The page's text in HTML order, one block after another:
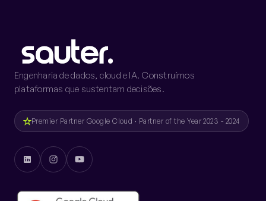
Engenharia de dados, cloud e IA. Construímos
plataformas que sustentam decisões.
Premier Partner Google Cloud · Partner of the Year 2023 - 2024